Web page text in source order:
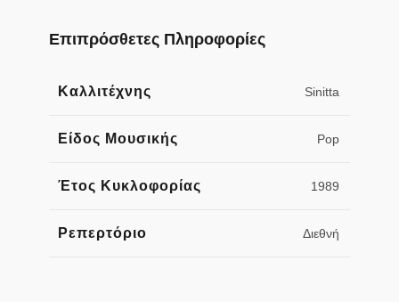
Επιπρόσθετες Πληροφορίες
Καλλιτέχνης Sinitta
Είδος Μουσικής Pop
Έτος Κυκλοφορίας 1989
Ρεπερτόριο Διεθνή